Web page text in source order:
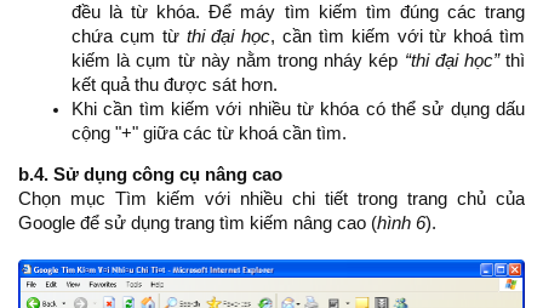
đều là từ khóa. Để máy tìm kiếm tìm đúng các trang
chứa cụm từ thi đại học, cần tìm kiếm với từ khoá tìm
kiếm là cụm từ này nằm trong nháy kép “thi đại học”thì
kết quả thu được sát hơn.
Khi cần tìm kiếm với nhiều từ khóa có thể sử dụng dấu
cộng "+" giữa các từ khoá cần tìm.
b.4. Sử dụng công cụ nâng cao
Chọn mục Tìm kiếm với nhiều chi tiết trong trang chủ của
Google để sử dụng trang tìm kiếm nâng cao (hình 6).